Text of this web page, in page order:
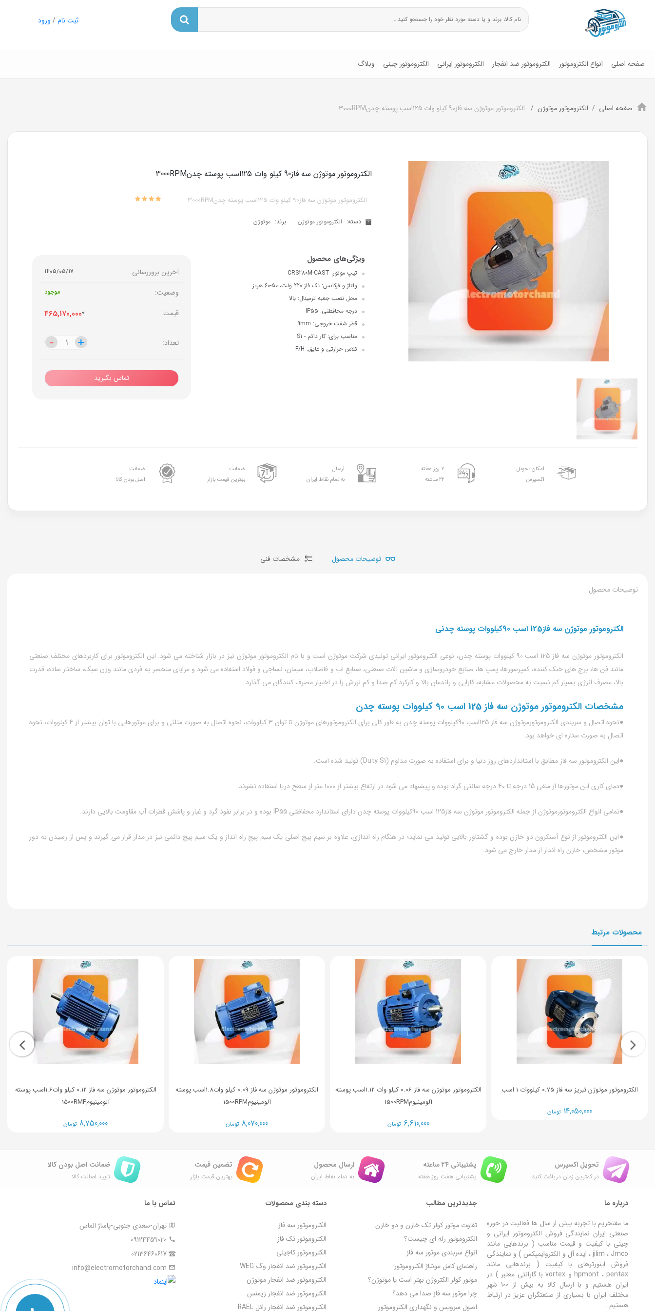
ثبت نام / ورود
صفحه اصلی انواع الکتروموتور الکتروموتور ضد انفجار الکتروموتور ایرانی الکتروموتور چینی وبلاگ
صفحه اصلی الکتروموتور موتوژن الکتروموتور موتوژن سه فاز90 کیلو وات 125اسب پوسته چدن3000RPM
الکتروموتور موتوژن سه فاز90 کیلو وات 125اسب پوسته چدن3000RPM
الکتروموتور موتوژن سه فاز90 کیلو وات 125اسب پوسته چدن3000RPM
دسته: الکتروموتور موتوژن برند: موتوژن
تیپ موتور: CRS280M-CAST
ولتاژ و فرکانس: نک فاز 220 ولت، 50-60 هرتز
محل نصب جعبه ترمینال: بالا
درجه محافظتی: IP55
قطر شفت خروجی: 9mm
مناسب برای: کار دائم - S1
کلاس حرارتی و عایق: F/H
آخرین بروزرسانی: 1405/05/17
وضعیت: موجود
قیمت: 465,170,0000
تعداد: +
- +
-
تماس بگیرید
امکان تحویل
اکسپرس
۷ روز هفته
۲۴ ساعته
ارسال
به تمام نقاط ایران
ضمانت
بهترین قیمت بازار
ضمانت
اصل بودن کالا
توضیحات محصول مشخصات فنی
توضیحات محصول
الکتروموتور موتوژن سه فاز125 اسب 90کیلووات پوسته چدنی
الکتروموتور موتوژن سه فاز 125 اسب 90 کیلووات پوسته چدن، نوعی الکتروموتور ایرانی تولیدی شرکت موتوژن است و با نام الکتروموتور موتوژن نیز در بازار شناخته می شود. این الکتروموتور برای کاربردهای مختلف صنعتی
مانند فن ها، برج های خنک کننده، کمپرسورها، پمپ ها، صنایع خودروسازی و ماشین آلات صنعتی، صنایع آب و فاضلاب، سیمان، نساجی و فولاد استفاده می شود و مزایای منحصر به فردی مانند وزن سبک، ساختار ساده، قدرت
بالا، مصرف انرژی بسیار کم نسبت به محصولات مشابه، کارایی و راندمان بالا و کارکرد کم صدا و کم لرزش را در اختیار مصرف کنندگان می گذارد.
مشخصات الکتروموتور موتوژن سه فاز 125 اسب 90 کیلووات پوسته چدن
●نحوه اتصال و سربندی الکتروموتورموتوژن سه فاز 125اسب 90کیلووات پوسته چدن به طور کلی برای الکتروموتورهای موتوژن تا توان 3 کیلووات، نحوه اتصال به صورت مثلثی و برای موتورهایی با توان بیشتر از 4 کیلووات، نحوه
اتصال به صورت ستاره ای خواهد بود.
●این الکتروموتور سه فاز مطابق با استانداردهای روز دنیا و برای استفاده به صورت مداوم (Duty S1) تولید شده است.
●دمای کاری این موتورها از منفی 15 درجه تا 40 درجه سانتی گراد بوده و پیشنهاد می شود در ارتفاع بیشتر از 1000 متر از سطح دریا استفاده نشوند.
●تمامی انواع الکتروموتورموتوژن از جمله الکتروموتور موتوژن سه فاز125 اسب 90کیلووات پوسته چدن دارای استاندارد محفاظتی IP55 بوده و در برابر نفوذ گرد و غبار و پاشش قطرات آب مقاومت بالایی دارند.
●این الکتروموتور از نوع آسنکرون دو خازن بوده و گشتاور بالایی تولید می نماید؛ در هنگام راه اندازی، علاوه بر سیم پیچ اصلی یک سیم پیچ راه انداز و یک سیم پیچ دائمی نیز در مدار قرار می گیرند و پس از رسیدن به دور
موتور مشخص، خازن راه انداز از مدار خارج می شود.
محصولات مرتبط
الکتروموتور موتوژن تبریز سه فاز 0.75 کیلووات 1 اسب
14,050,000 تومان
الکتروموتور موتوژن سه فاز 0.06 کیلو وات 1.12اسب پوسته
آلومینیوم1500RPM
6,610,000 تومان
الکتروموتور موتوژن سه فاز 0.09 کیلو وات1.8اسب پوسته
آلومینیوم1500RPM
8,070,000 تومان
الکتروموتور موتوژن سه فاز 0.12 کیلو وات1.6اسب پوسته
آلومینیوم1500RMP
8,750,000 تومان
تحویل اکسپرس
در کمترین زمان دریافت کنید
پشتیبانی ۲۴ ساعته
پشتیبانی هفت روز هفته
ارسال محصول
به تمام نقاط ایران
تضمین قیمت
بهترین قیمت بازار
ضمانت اصل ‌بودن کالا
تایید اصالت کالا
درباره ما
ما مفتخریم با تجربه بیش از سال ها فعالیت در حوزه
صنعتی ایران نمایندگی فروش الکتروموتور ایرانی و
چینی با کیفیت و قیمت مناسب ( برندهایی مانند
jilim ، Jmco ، ایده آل و الکتروایمپکس ) و نمایندگی
فروش اینورترهای با کیفیت ( برندهایی مانند
hpmont ، pentax و vortex با گارانتی معتبر ) در
ایران هستیم و با ارسال کالا به بیش از 100 شهر
مختلف ایران با بسیاری از صنعتگران عزیز در ارتباط
هستیم .
جدیدترین مطالب
تفاوت موتور کولر تک خازن و دو خازن
الکتروموتور رله‌ ای چیست؟
انواع سربندی موتور سه فاز
راهنمای کامل مونتاژ الکتروموتور
موتور کولر الکتروژن بهتر است یا موتوژن؟
چرا موتور سه فاز صدا می‌ دهد؟
اصول سرویس و نگهداری الکتروموتور
دسته بندی محصولات
الکتروموتور سه فاز
الکتروموتور تک فاز
الکتروموتور کاجیلی
الکتروموتور ضد انفجار وگ WEG
الکتروموتور ضد انفجار موتوژن
الکتروموتور ضد انفجار زیمنس
الکتروموتور ضد انفجار رائل RAEL
تماس با ما
تهران-سعدی جنوبی-پاساژ الماس
02136460617